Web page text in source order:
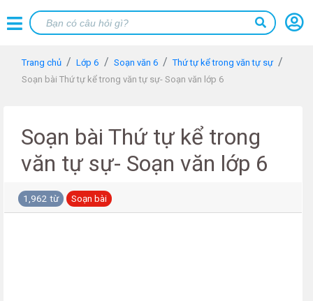
Trang chủ Lớp 6 Soạn văn 6
Thứ tự kể trong văn tự sự
Soạn bài Thứ tự kể trong văn tự sự- Soạn văn lớp 6
Soạn bài Thứ tự kể trong
văn tự sự- Soạn văn lớp 6
1,962 từ Soạn bài